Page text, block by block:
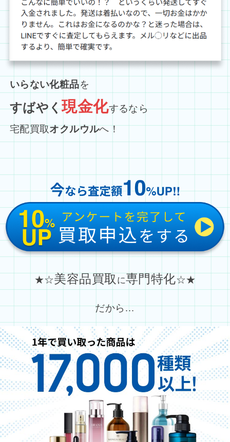
いらない化粧品を
すばやく現金化するなら
宅配買取オクルウルへ！
★☆美容品買取 に専門特化☆★
だから…